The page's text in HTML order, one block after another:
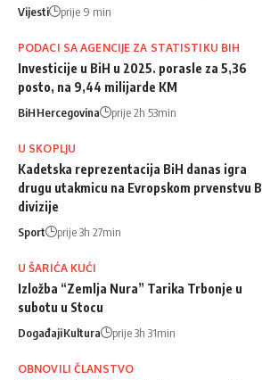
Vijesti prije 9 min
PODACI SA AGENCIJE ZA STATISTIKU BIH
Investicije u BiH u 2025. porasle za 5,36
posto, na 9,44 milijarde KM
BiHHercegovina prije 2h 53min
U SKOPLJU
Kadetska reprezentacija BiH danas igra
drugu utakmicu na Evropskom prvenstvu B
divizije
Sport prije 3h 27min
U ŠARIĆA KUĆI
Izložba “Zemlja Nura” Tarika Trbonje u
subotu u Stocu
DogađajiKultura prije 3h 31min
OBNOVILI ČLANSTVO